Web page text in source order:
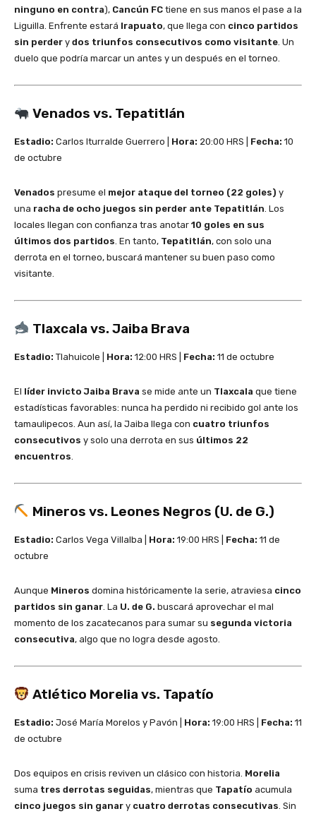
ninguno en contra), Cancún FC tiene en sus manos el pase a la
Liguilla. Enfrente estará Irapuato, que llega con cinco partidos
sin perder y dos triunfos consecutivos como visitante. Un
duelo que podría marcar un antes y un después en el torneo.
Venados vs. Tepatitlán
Estadio: Carlos Iturralde Guerrero | Hora: 20:00 HRS | Fecha: 10
de octubre
Venados presume el mejor ataque del torneo (22 goles) y
una racha de ocho juegos sin perder ante Tepatitlán. Los
locales llegan con confianza tras anotar 10 goles en sus
últimos dos partidos. En tanto, Tepatitlán, con solo una
derrota en el torneo, buscará mantener su buen paso como
visitante.
Tlaxcala vs. Jaiba Brava
Estadio: Tlahuicole | Hora: 12:00 HRS | Fecha: 11 de octubre
El líder invicto Jaiba Brava se mide ante un Tlaxcala que tiene
estadísticas favorables: nunca ha perdido ni recibido gol ante los
tamaulipecos. Aun así, la Jaiba llega con cuatro triunfos
consecutivos y solo una derrota en sus últimos 22
encuentros.
Mineros vs. Leones Negros (U. de G.)
Estadio: Carlos Vega Villalba | Hora: 19:00 HRS | Fecha: 11 de
octubre
Aunque Mineros domina históricamente la serie, atraviesa cinco
partidos sin ganar. La U. de G. buscará aprovechar el mal
momento de los zacatecanos para sumar su segunda victoria
consecutiva, algo que no logra desde agosto.
Atlético Morelia vs. Tapatío
Estadio: José María Morelos y Pavón | Hora: 19:00 HRS | Fecha: 11
de octubre
Dos equipos en crisis reviven un clásico con historia. Morelia
suma tres derrotas seguidas, mientras que Tapatío acumula
cinco juegos sin ganar y cuatro derrotas consecutivas. Sin